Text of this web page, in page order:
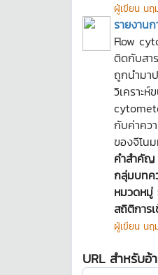
ผู้เขียน นฤ
รายงาน
Flow
ติดกับสา
ถูกนำมา
วิเคราะ
กับค่าคว
ของจีโน
คำสำคัญ
กลุ่มบทค
หมวดหมู่
สถิติการ
ผู้เขียน นฤ
URL สำหรับอ้